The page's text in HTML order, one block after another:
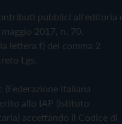
pubblici all'editoria
2017, n. 70.
lettera f) del comma 2
Lgs.
Italiana
allo IAP (Istituto
accettando il Codice di